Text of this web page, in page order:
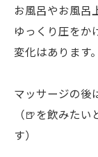
お風呂やお風呂
ゆっくり圧をか
変化はあります。
マッサージの後
（🍺を飲みた
す）